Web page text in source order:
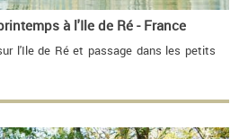
à l'Ile de Ré - France
l'Ile de Ré et passage dans les petits